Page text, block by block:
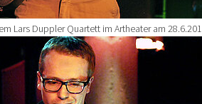
Lars Duppler Quartett im Artheater am